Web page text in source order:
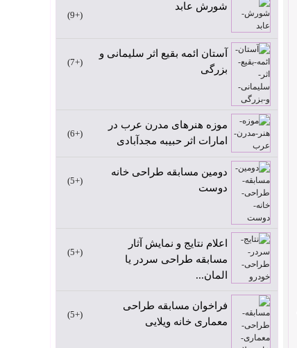
شورش عابد
+9
آستان ائمه بقیع اثر سلیمانی و
بزرگی
+7
موزه هنرهای مدرن عرب در
امارات اثر حبیبه مجدآبادی
+6
دومین مسابقه طراحی خانه
دوست
+5
اعلام نتایج و نمایش آثار
مسابقه طراحی سردر یا
المان...
+5
فراخوان مسابقه طراحی
معماری خانه ویلایی
+5